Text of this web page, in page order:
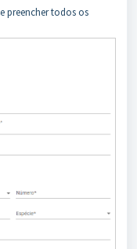
preencher todos os